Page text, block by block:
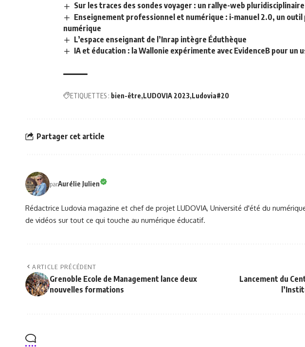
Sur les traces des sondes voyager : un rallye-web pluridisciplinaire
Enseignement professionnel et numérique : i-manuel 2.0, un outil
numérique
L’espace enseignant de l’Inrap intègre Éduthèque
IA et éducation : la Wallonie expérimente avec EvidenceB pour un
ETIQUETTES : bien-être LUDOVIA 2023 Ludovia#20
Partager cet article
parAurélie Julien
Rédactrice Ludovia magazine et chef de projet LUDOVIA, Université d'été du
de vidéos sur tout ce qui touche au numérique éducatif.
ARTICLE PRÉCÉDENT
Grenoble Ecole de Management lance deux
nouvelles formations
Lancement du